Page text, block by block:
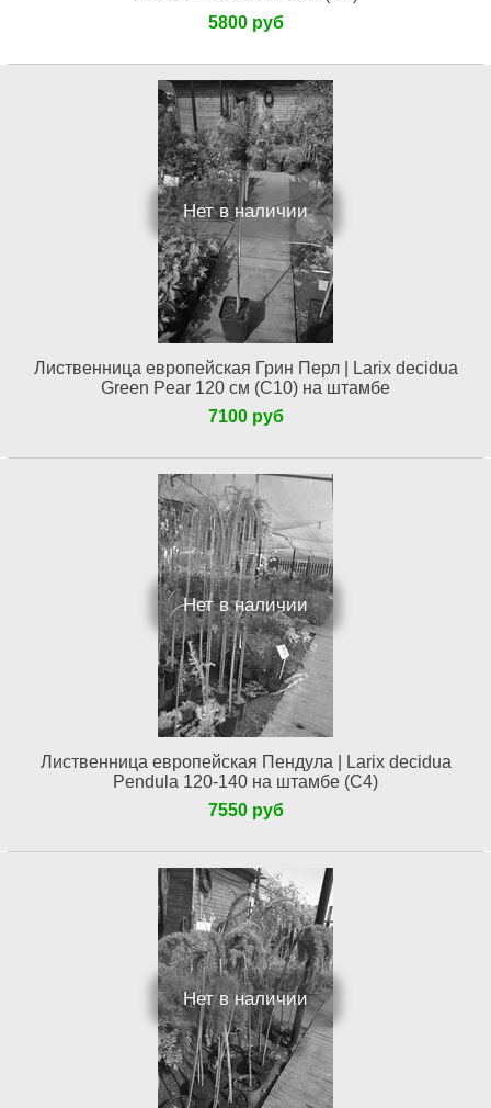
5800 руб
Нет в наличии
Лиственница европейская Грин Перл | Larix decidua
Green Pear 120 см (С10) на штамбе
7100 руб
Нет в наличии
Лиственница европейская Пендула | Larix decidua
Pendula 120-140 на штамбе (С4)
7550 руб
Нет в наличии